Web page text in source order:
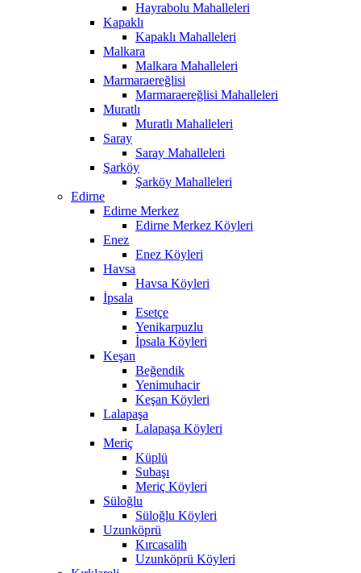
Hayrabolu Mahalleleri
Kapaklı
Kapaklı Mahalleleri
Malkara
Malkara Mahalleleri
Marmaraereğlisi
Marmaraereğlisi Mahalleleri
Muratlı
Muratlı Mahalleleri
Saray
Saray Mahalleleri
Şarköy
Şarköy Mahalleleri
Edirne
Edirne Merkez
Edirne Merkez Köyleri
Enez
Enez Köyleri
Havsa
Havsa Köyleri
İpsala
Esetçe
Yenikarpuzlu
İpsala Köyleri
Keşan
Beğendik
Yenimuhacir
Keşan Köyleri
Lalapaşa
Lalapaşa Köyleri
Meriç
Küplü
Subaşı
Meriç Köyleri
Süloğlu
Süloğlu Köyleri
Uzunköprü
Kırcasalih
Uzunköprü Köyleri